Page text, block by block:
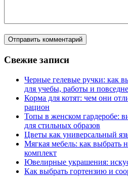
Свежие записи
Черные гелевые ручки: как
для учебы, работы и
Корма для котят: чем они
рацион
Топы в женском гардеробе:
для стильных образов
Цветы как универсальный
Мягкая мебель: как
комплект
Ювелирные украшения:
Как выбрать гортензию и